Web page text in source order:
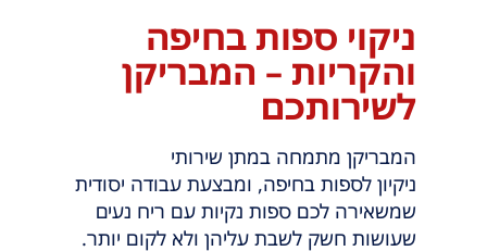
ניקוי ספות בחיפה
והקריות – המבריקן
לשירותכם
המבריקן מתמחה במתן שירותי
ניקיון לספות בחיפה, ומבצעת עבודה יסודית
שמשאירה לכם ספות נקיות עם ריח נעים
שעושות חשק לשבת עליהן ולא לקום יותר.